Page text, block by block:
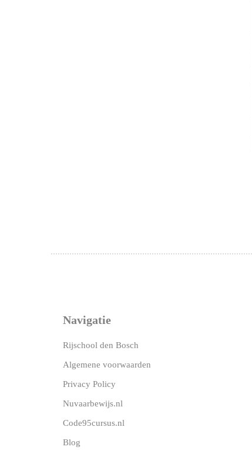
Navigatie
Rijschool den Bosch
Algemene voorwaarden
Privacy Policy
Nuvaarbewijs.nl
Code95cursus.nl
Blog